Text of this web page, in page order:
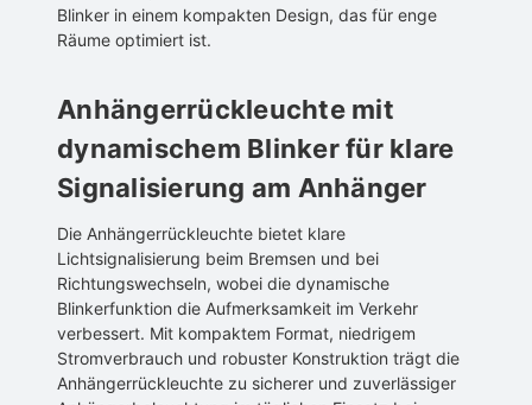
Blinker in einem kompakten Design, das für enge
Räume optimiert ist.
Anhängerrückleuchte mit
dynamischem Blinker für klare
Signalisierung am Anhänger
Die Anhängerrückleuchte bietet klare
Lichtsignalisierung beim Bremsen und bei
Richtungswechseln, wobei die dynamische
Blinkerfunktion die Aufmerksamkeit im Verkehr
verbessert. Mit kompaktem Format, niedrigem
Stromverbrauch und robuster Konstruktion trägt die
Anhängerrückleuchte zu sicherer und zuverlässiger